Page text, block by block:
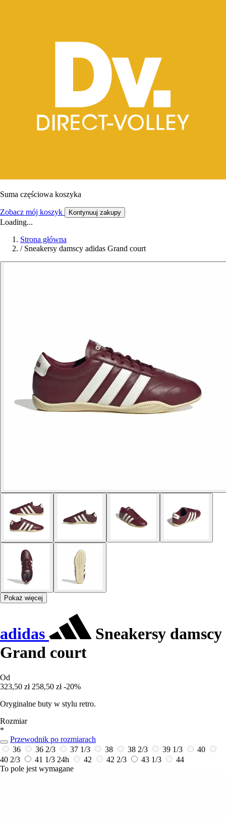
Suma częściowa koszyka
Zobacz mój koszyk Kontynuuj zakupy
Loading...
Strona główna
/ Sneakersy damscy adidas Grand court
Pokaż więcej
adidas
Sneakersy damscy
Grand court
Od
323,50 zł 258,50 zł -20%
Oryginalne buty w stylu retro.
Rozmiar
*
Przewodnik po rozmiarach
36
36 2/3 37 1/3 38 38 2/3 39 1/3
40
40 2/3
41 1/3 24h 42 42 2/3 43 1/3
44
To pole jest wymagane